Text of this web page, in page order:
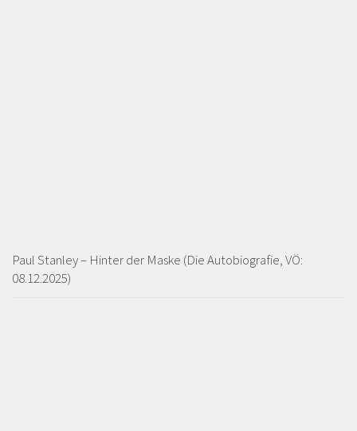
Paul Stanley – Hinter der Maske (Die Autobiografie, VÖ:
08.12.2025)